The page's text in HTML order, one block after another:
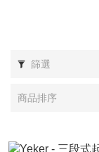
篩選
商品排序